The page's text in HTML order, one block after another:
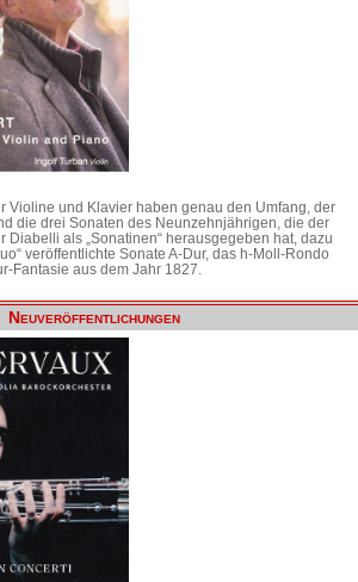
Violine und Klavier haben genau den Umfang, der
die drei Sonaten des Neunzehnjährigen, die der
Diabelli als „Sonatinen“ herausgegeben hat, dazu
veröffentlichte Sonate A-Dur, das h-Moll-Rondo
Fantasie aus dem Jahr 1827.
Neuveröffentlichungen